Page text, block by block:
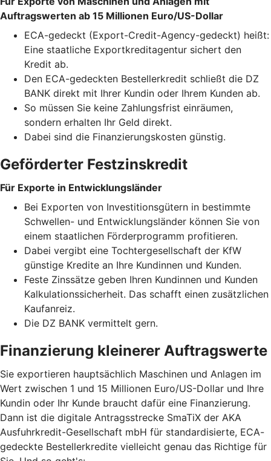
Auftragswerten ab 15 Millionen Euro/US-Dollar
ECA-gedeckt (Export-Credit-Agency-gedeckt) heißt:
Eine staatliche Exportkreditagentur sichert den
Kredit ab.
Den ECA-gedeckten Bestellerkredit schließt die DZ
BANK direkt mit Ihrer Kundin oder Ihrem Kunden ab.
So müssen Sie keine Zahlungsfrist einräumen,
sondern erhalten Ihr Geld direkt.
Dabei sind die Finanzierungskosten günstig.
Geförderter Festzinskredit
Für Exporte in Entwicklungsländer
Bei Exporten von Investitionsgütern in bestimmte
Schwellen- und Entwicklungsländer können Sie von
einem staatlichen Förderprogramm profitieren.
Dabei vergibt eine Tochtergesellschaft der KfW
günstige Kredite an Ihre Kundinnen und Kunden.
Feste Zinssätze geben Ihren Kundinnen und Kunden
Kalkulationssicherheit. Das schafft einen zusätzlichen
Kaufanreiz.
Die DZ BANK vermittelt gern.
Finanzierung kleinerer Auftragswerte
Sie exportieren hauptsächlich Maschinen und Anlagen im
Wert zwischen 1 und 15 Millionen Euro/US-Dollar und Ihre
Kundin oder Ihr Kunde braucht dafür eine Finanzierung.
Dann ist die digitale Antragsstrecke SmaTiX der AKA
Ausfuhrkredit-Gesellschaft mbH für standardisierte, ECA-
gedeckte Bestellerkredite vielleicht genau das Richtige für